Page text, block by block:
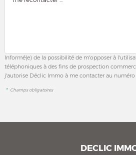
Informé(e) de la possibilité de m'opposer à
téléphoniques à des fins de prospection
j'autorise Déclic Immo à me contacter au numéro
* Champs obligatoires
DECLIC